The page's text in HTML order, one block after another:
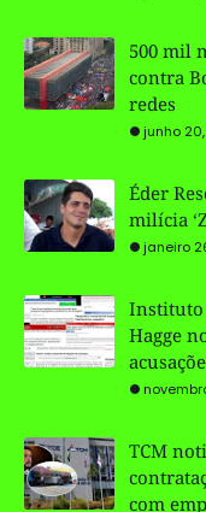
500 mil
contra
redes
junho
Éder
milícia
janeiro
Instituto
Hagge
TCM
com